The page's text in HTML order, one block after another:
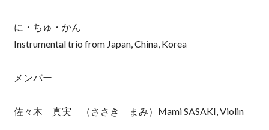
に・ちゅ・かん
Instrumental trio from Japan, China, Korea
メンバー
佐々木 真実 （ささき まみ）Mami SASAKI, Violin